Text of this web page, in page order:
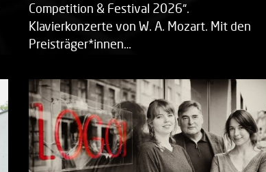
Competition & Festival 2026“.
Klavierkonzerte von W. A. Mozart. Mit den
Preisträger*innen…